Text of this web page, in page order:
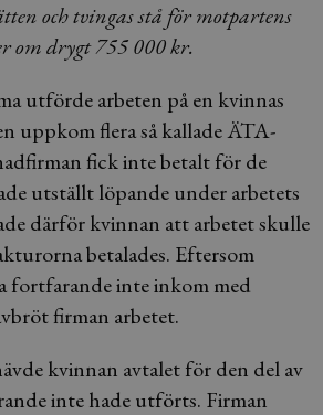
och tvingas stå för motpartens
om drygt 755 000 kr.
utförde arbeten på en kvinnas
uppkom flera så kallade ÄTA-
fick inte betalt för de
utställt löpande under arbetets
därför kvinnan att arbetet skulle
betalades. Eftersom
fortfarande inte inkom med
firman arbetet.
kvinnan avtalet för den del av
inte hade utförts. Firman